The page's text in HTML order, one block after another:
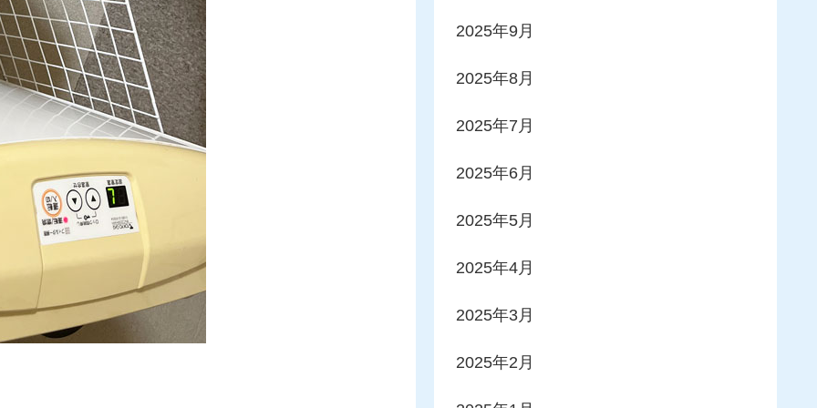
2025年9月
2025年8月
2025年7月
2025年6月
2025年5月
2025年4月
2025年3月
2025年2月